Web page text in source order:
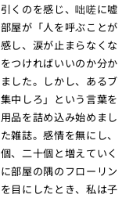
くのを感じ、咄嗟に嘘
屋が「人を呼ぶことが
し、涙が止まらなくな
つければいいのか分か
した。しかし、あるブ
中しろ」という言葉を
品を詰め込み始めまし
雑誌。感情を無にし、
、二十個と増えていく
部屋の隅のフローリン
目にしたとき、私は子